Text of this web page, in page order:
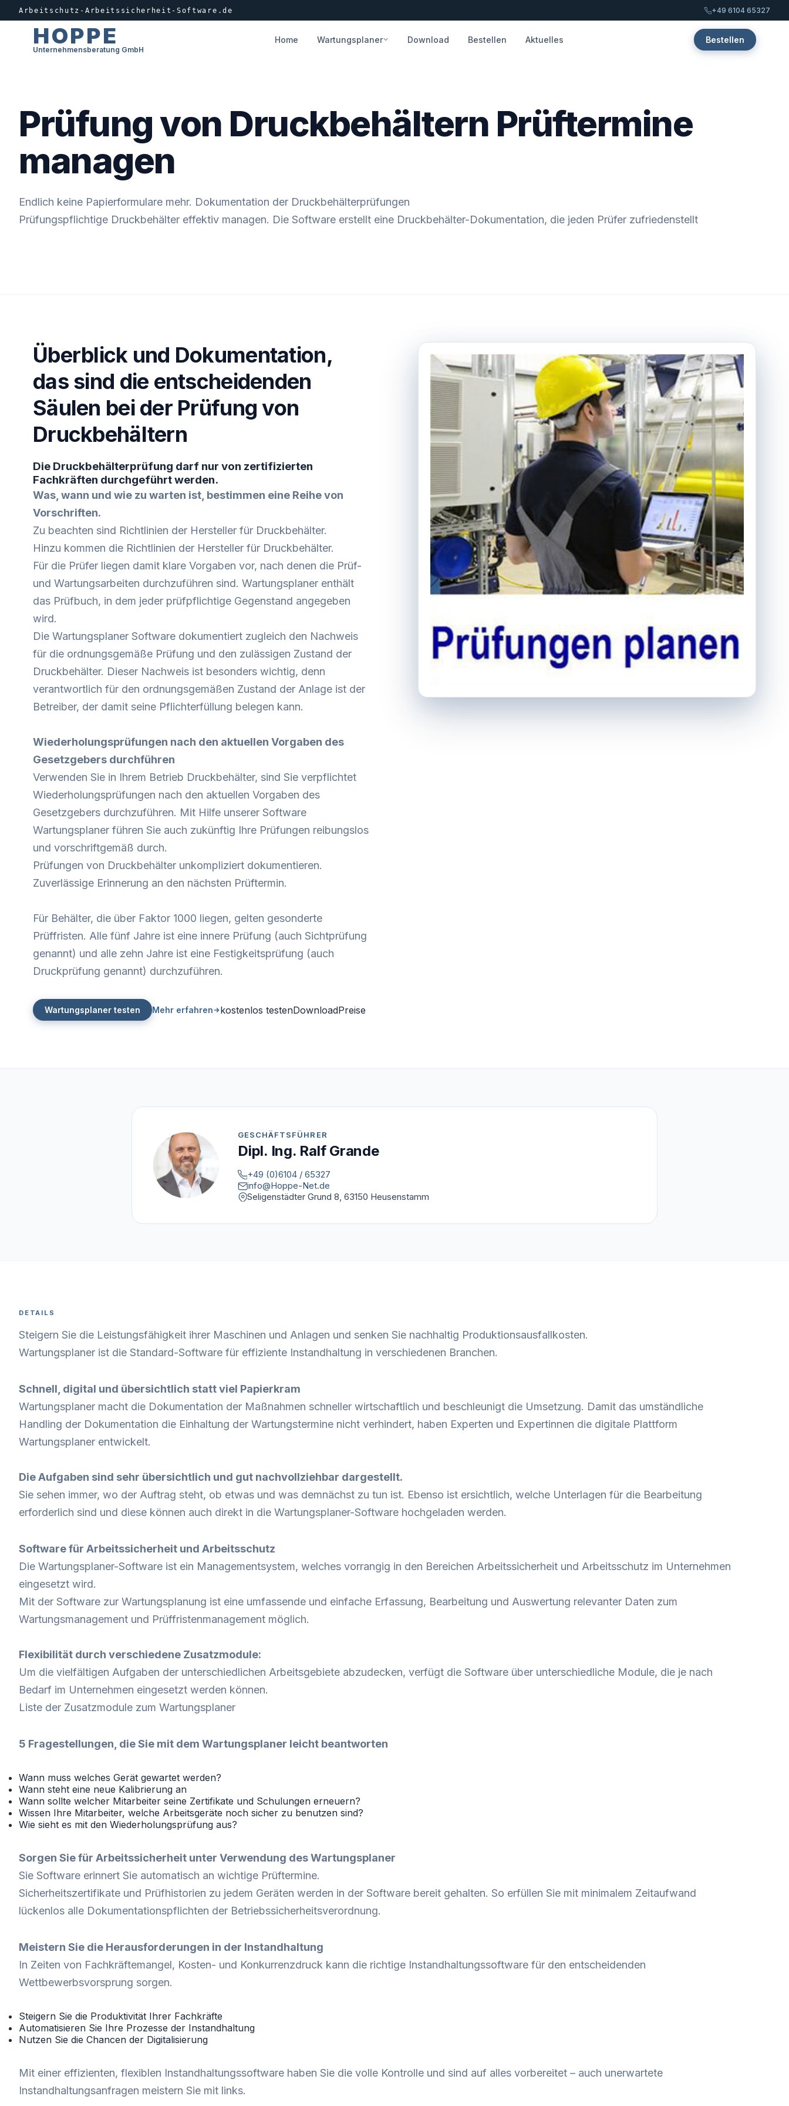
Arbeitschutz-Arbeitssicherheit-Software.de +49 6104 65327
HOPPE
Unternehmensberatung GmbH
Home Wartungsplaner Download Bestellen Aktuelles Bestellen
Prüfung von Druckbehältern Prüftermine
managen
Endlich keine Papierformulare mehr. Dokumentation der Druckbehälterprüfungen
Prüfungspflichtige Druckbehälter effektiv managen. Die Software erstellt eine Druckbehälter-Dokumentation, die jeden Prüfer zufriedenstellt
Überblick und Dokumentation,
das sind die entscheidenden
Säulen bei der Prüfung von
Druckbehältern
Die Druckbehälterprüfung darf nur von zertifizierten
Fachkräften durchgeführt werden.
Was, wann und wie zu warten ist, bestimmen eine Reihe von
Vorschriften.
Zu beachten sind Richtlinien der Hersteller für Druckbehälter.
Hinzu kommen die Richtlinien der Hersteller für Druckbehälter.
Für die Prüfer liegen damit klare Vorgaben vor, nach denen die Prüf-
und Wartungsarbeiten durchzuführen sind. Wartungsplaner enthält
das Prüfbuch, in dem jeder prüfpflichtige Gegenstand angegeben
wird.
Die Wartungsplaner Software dokumentiert zugleich den Nachweis
für die ordnungsgemäße Prüfung und den zulässigen Zustand der
Druckbehälter. Dieser Nachweis ist besonders wichtig, denn
verantwortlich für den ordnungsgemäßen Zustand der Anlage ist der
Betreiber, der damit seine Pflichterfüllung belegen kann.
Wiederholungsprüfungen nach den aktuellen Vorgaben des
Gesetzgebers durchführen
Verwenden Sie in Ihrem Betrieb Druckbehälter, sind Sie verpflichtet
Wiederholungsprüfungen nach den aktuellen Vorgaben des
Gesetzgebers durchzuführen. Mit Hilfe unserer Software
Wartungsplaner führen Sie auch zukünftig Ihre Prüfungen reibungslos
und vorschriftgemäß durch.
Prüfungen von Druckbehälter unkompliziert dokumentieren.
Zuverlässige Erinnerung an den nächsten Prüftermin.
Für Behälter, die über Faktor 1000 liegen, gelten gesonderte
Prüffristen. Alle fünf Jahre ist eine innere Prüfung (auch Sichtprüfung
genannt) und alle zehn Jahre ist eine Festigkeitsprüfung (auch
Druckprüfung genannt) durchzuführen.
Wartungsplaner testen Mehr erfahren kostenlos testenDownloadPreise
GESCHÄFTSFÜHRER
Dipl. Ing. Ralf Grande
+49 (0)6104 / 65327
info@Hoppe-Net.de
Seligenstädter Grund 8, 63150 Heusenstamm
DETAILS
Steigern Sie die Leistungsfähigkeit ihrer Maschinen und Anlagen und senken Sie nachhaltig Produktionsausfallkosten.
Wartungsplaner ist die Standard-Software für effiziente Instandhaltung in verschiedenen Branchen.
Schnell, digital und übersichtlich statt viel Papierkram
Wartungsplaner macht die Dokumentation der Maßnahmen schneller wirtschaftlich und beschleunigt die Umsetzung. Damit das umständliche
Handling der Dokumentation die Einhaltung der Wartungstermine nicht verhindert, haben Experten und Expertinnen die digitale Plattform
Wartungsplaner entwickelt.
Die Aufgaben sind sehr übersichtlich und gut nachvollziehbar dargestellt.
Sie sehen immer, wo der Auftrag steht, ob etwas und was demnächst zu tun ist. Ebenso ist ersichtlich, welche Unterlagen für die Bearbeitung
erforderlich sind und diese können auch direkt in die Wartungsplaner-Software hochgeladen werden.
Software für Arbeitssicherheit und Arbeitsschutz
Die Wartungsplaner-Software ist ein Managementsystem, welches vorrangig in den Bereichen Arbeitssicherheit und Arbeitsschutz im Unternehmen
eingesetzt wird.
Mit der Software zur Wartungsplanung ist eine umfassende und einfache Erfassung, Bearbeitung und Auswertung relevanter Daten zum
Wartungsmanagement und Prüffristenmanagement möglich.
Flexibilität durch verschiedene Zusatzmodule:
Um die vielfältigen Aufgaben der unterschiedlichen Arbeitsgebiete abzudecken, verfügt die Software über unterschiedliche Module, die je nach
Bedarf im Unternehmen eingesetzt werden können.
Liste der Zusatzmodule zum Wartungsplaner
5 Fragestellungen, die Sie mit dem Wartungsplaner leicht beantworten
Wann muss welches Gerät gewartet werden?
Wann steht eine neue Kalibrierung an
Wann sollte welcher Mitarbeiter seine Zertifikate und Schulungen erneuern?
Wissen Ihre Mitarbeiter, welche Arbeitsgeräte noch sicher zu benutzen sind?
Wie sieht es mit den Wiederholungsprüfung aus?
Sorgen Sie für Arbeitssicherheit unter Verwendung des Wartungsplaner
Sie Software erinnert Sie automatisch an wichtige Prüftermine.
Sicherheitszertifikate und Prüfhistorien zu jedem Geräten werden in der Software bereit gehalten. So erfüllen Sie mit minimalem Zeitaufwand
lückenlos alle Dokumentationspflichten der Betriebssicherheitsverordnung.
Meistern Sie die Herausforderungen in der Instandhaltung
In Zeiten von Fachkräftemangel, Kosten- und Konkurrenzdruck kann die richtige Instandhaltungssoftware für den entscheidenden
Wettbewerbsvorsprung sorgen.
Steigern Sie die Produktivität Ihrer Fachkräfte
Automatisieren Sie Ihre Prozesse der Instandhaltung
Nutzen Sie die Chancen der Digitalisierung
Mit einer effizienten, flexiblen Instandhaltungssoftware haben Sie die volle Kontrolle und sind auf alles vorbereitet – auch unerwartete
Instandhaltungsanfragen meistern Sie mit links.